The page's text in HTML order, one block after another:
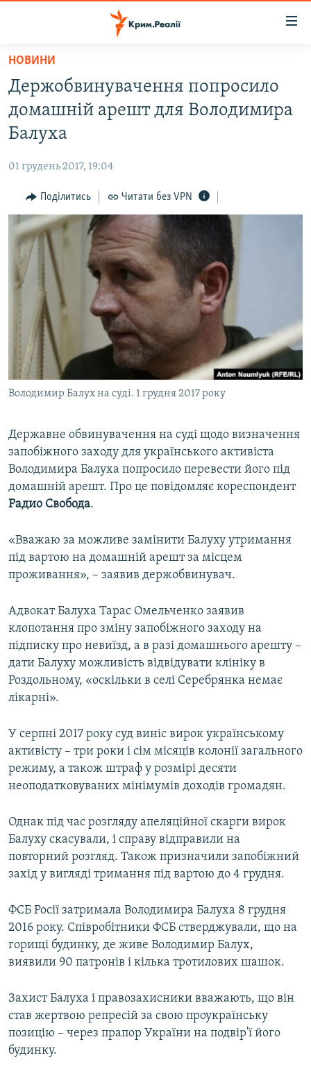
Перейти
основного
матеріалу
Перейти
до
основної
навігації
Перейти
до
пошуку
ВОДА.КРИМ
ВІДЕО ТА ФОТО
БЛОГИ
ПОГЛЯД
ІНТЕРВ'Ю
ВСЕ ЗА ДЕНЬ
СПЕЦПРОЕКТИ
ДЕПОРТАЦІЯ
ВІДЕОУРОКИ «ELIFBE»
СВІДЧЕННЯ ОКУПАЦІЇ
УКРАЇНСЬКА ПРОБЛЕМА КРИМУ
ІНФОГРАФІКА
ЯК ОБІЙТИ БЛОКУВАННЯ
Русский
Qırımtatar
ДОЛУЧАЙСЯ!
Усі сайти RFE/RL
НОВИНИ
Держобвинувачення попросило
домашній арешт для Володимира
Балуха
01 грудень 2017, 19:04
Поділитись Читати без VPN
Володимир Балух на суді. 1 грудня 2017 року
Державне обвинувачення на суді щодо визначення
запобіжного заходу для українського активіста
Володимира Балуха попросило перевести його під
домашній арешт. Про це повідомляє кореспондент
Радио Свобода.
«Вважаю за можливе замінити Балуху утримання
під вартою на домашній арешт за місцем
проживання», – заявив держобвинувач.
Адвокат Балуха Тарас Омельченко заявив
клопотання про зміну запобіжного заходу на
підписку про невиїзд, а в разі домашнього арешту –
дати Балуху можливість відвідувати клініку в
Роздольному, «оскільки в селі Серебрянка немає
лікарні».
У серпні 2017 року суд виніс вирок українському
активісту – три роки і сім місяців колонії загального
режиму, а також штраф у розмірі десяти
неоподатковуваних мінімумів доходів громадян.
Однак під час розгляду апеляційної скарги вирок
Балуху скасували, і справу відправили на
повторний розгляд. Також призначили запобіжний
захід у вигляді тримання під вартою до 4 грудня.
ФСБ Росії затримала Володимира Балуха 8 грудня
2016 року. Співробітники ФСБ стверджували, що на
горищі будинку, де живе Володимир Балух,
виявили 90 патронів і кілька тротилових шашок.
Захист Балуха і правозахисники вважають, що він
став жертвою репресій за свою проукраїнську
позицію – через прапор України на подвір'ї його
будинку.